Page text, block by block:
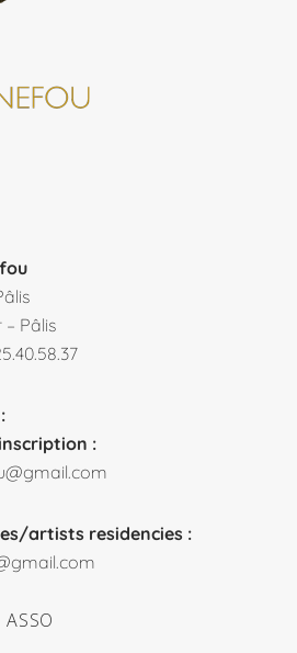
– Pâlis
:
artists residencies :